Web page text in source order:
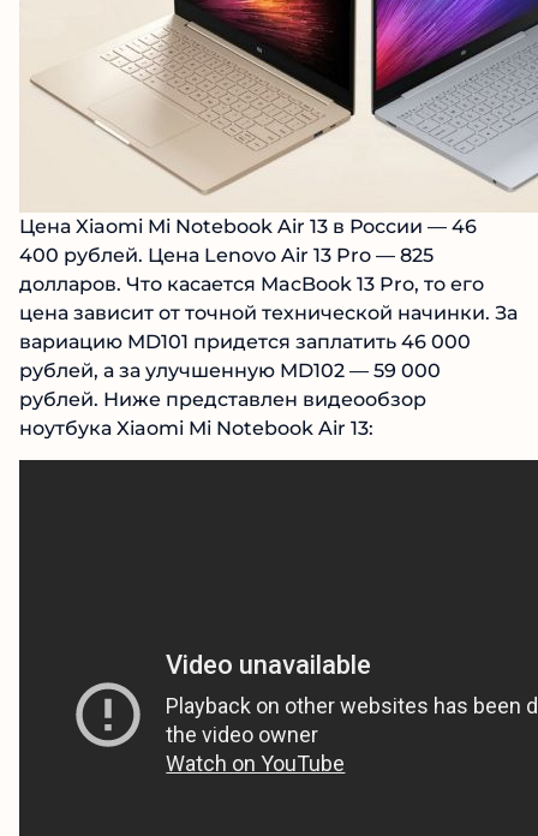
Цена Xiaomi Mi Notebook Air 13 в России — 46
400 рублей. Цена Lenovo Air 13 Pro — 825
долларов. Что касается MacBook 13 Pro, то его
цена зависит от точной технической начинки. За
вариацию MD101 придется заплатить 46 000
рублей, а за улучшенную MD102 — 59 000
рублей. Ниже представлен видеообзор
ноутбука Xiaomi Mi Notebook Air 13: